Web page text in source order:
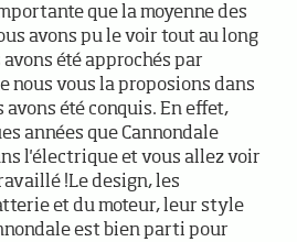
que la moyenne des
avons pu le voir tout au long
avons été approchés par
nous vous la proposions dans
avons été conquis. En effet,
années que Cannondale
l'électrique et vous allez voir
!Le design, les
et du moteur, leur style
est bien parti pour